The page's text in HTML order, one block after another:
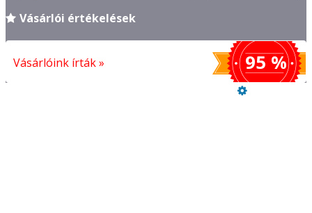
Vásárlói értékelések
Vásárlóink írták » 95 %